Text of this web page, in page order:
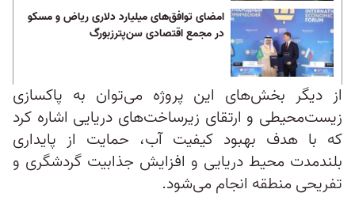
امضای توافق‌های میلیارد دلاری ریاض و مسکو
در مجمع اقتصادی سن‌پترزبورگ
از دیگر بخش‌های این پروژه می‌توان به پاکسازی
زیست‌محیطی و ارتقای زیرساخت‌های دریایی اشاره کرد
که با هدف بهبود کیفیت آب، حمایت از پایداری
بلندمدت محیط دریایی و افزایش جذابیت گردشگری و
تفریحی منطقه انجام می‌شود.